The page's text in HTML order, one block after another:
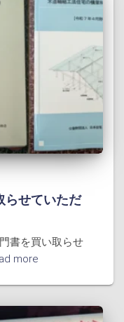
らせていただ
書を買い取らせ
more